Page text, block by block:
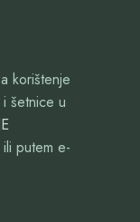
korištenje
šetnice u
putem e-